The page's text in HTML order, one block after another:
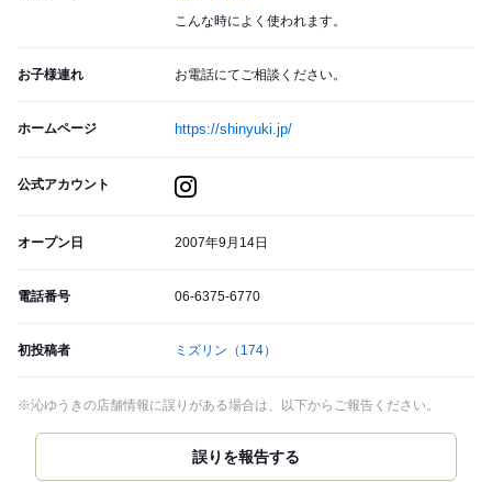
こんな時によく使われます。
お子様連れ お電話にてご相談ください。
ホームページ https://shinyuki.jp/
公式アカウント
オープン日 2007年9月14日
電話番号 06-6375-6770
初投稿者 ミズリン （174）
※沁ゆうきの店舗情報に誤りがある場合は、以下からご報告ください。
誤りを報告する